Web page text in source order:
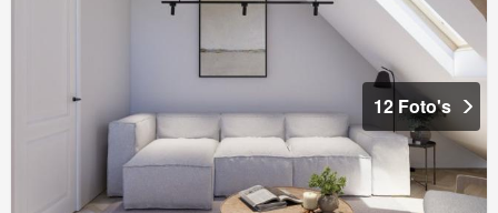
12 Foto's